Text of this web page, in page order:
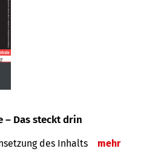
– Das steckt drin
des Inhalts mehr